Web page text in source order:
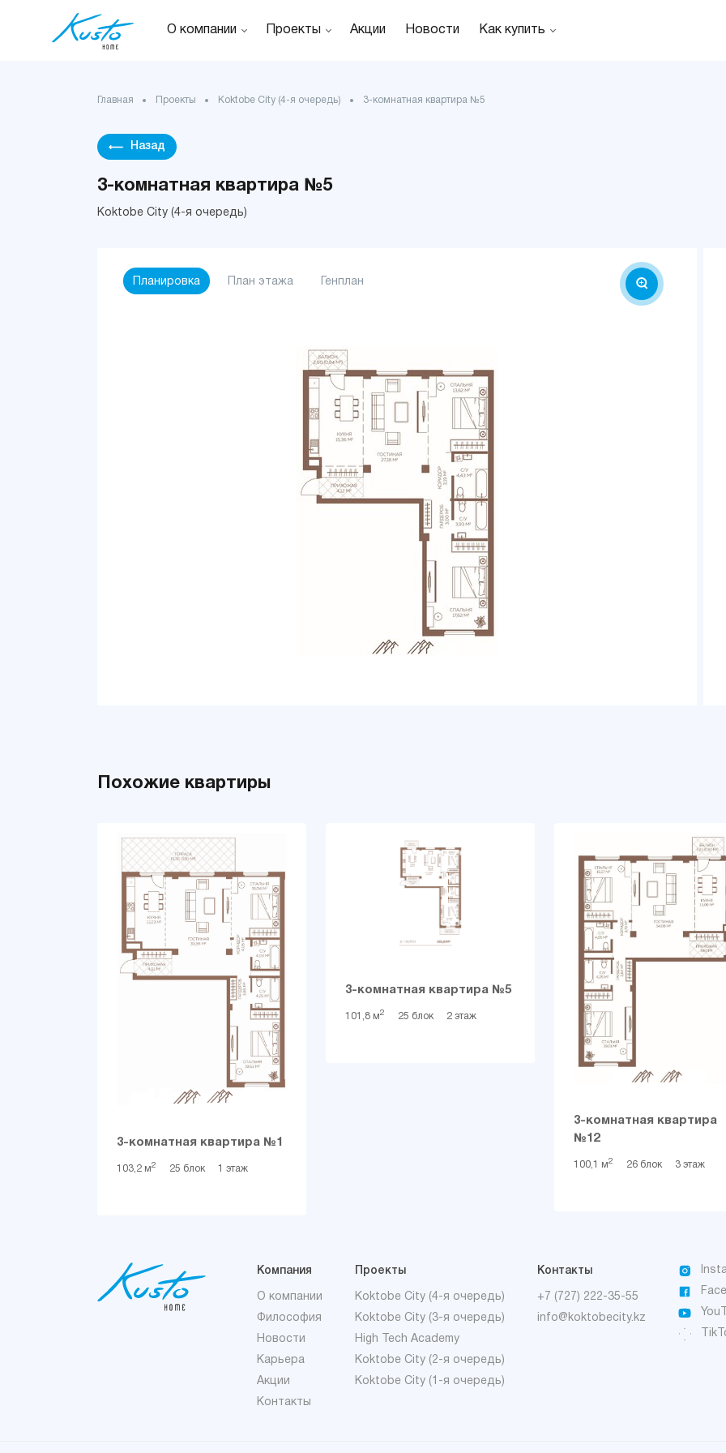
О компании Проекты Акции Новости Как купить
Главная Проекты Koktobe City (4-я очередь) 3-комнатная квартира №5
Назад
3-комнатная квартира №5
Koktobe City (4-я очередь)
Планировка План этажа Генплан
Похожие квартиры
3-комнатная квартира №1
103,2 м2 25 блок 1 этаж
3-комнатная квартира №5
101,8 м2 25 блок 2 этаж
3-комнатная квартира
№12
100,1 м2 26 блок 3 этаж
Компания
О компании
Философия
Новости
Карьера
Акции
Контакты
Проекты
Koktobe City (4-я очередь)
Koktobe City (3-я очередь)
High Tech Academy
Koktobe City (2-я очередь)
Koktobe City (1-я очередь)
Контакты
+7 (727) 222-35-55
info@koktobecity.kz